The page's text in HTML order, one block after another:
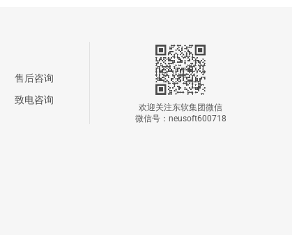
售后咨询
致电咨询
欢迎关注东软集团微信
微信号：neusoft600718